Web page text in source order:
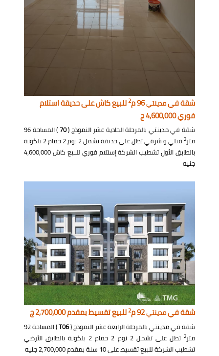
شقة فيمدينتي96 م 2للبيع كاش على حديقة استلام
فوري 4,600,000 ج
شقة في مدينتي بالمرحلة الحادية عشر النموذج (70
) المساحة 96
متر2
قبلي و شرقي تطل على حديقة تشمل 2 نوم 2 حمام 2 بلكونة
بالطابق الأول تشطيب الشركة إستلام فوري للبيع كاش 4,600,000
جنيه
شقة فيمدينتي 2للبيع تقسيط بمقدم 2,700,000 ج
شقة في مدينتي بالمرحلة الرابعة عشر النموذج (T06
) المساحة 92
متر2
تطل على تشمل 2 نوم 2 حمام 2 بلكونة بالطابق الأرضي
تشطيب الشركة للبيع تقسيط على 10 سنة بمقدم 2,700,000 جنيه